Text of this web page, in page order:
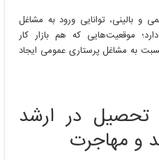
و بالینی، توانایی ورود به مشاغل
موقعیت‌هایی که هم بازار کار
نسبت به مشاغل پرستاری عمومی ایجاد
در ارشد
و مهاجرت